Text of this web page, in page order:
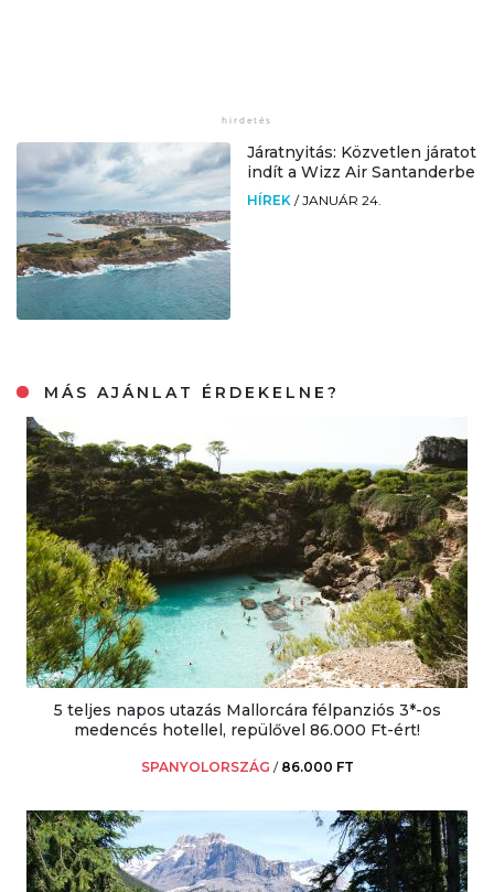
Járatnyitás: Közvetlen járatot
indít a Wizz Air Santanderbe
HÍREK /JANUÁR 24.
MÁS AJÁNLAT ÉRDEKELNE?
5 teljes napos utazás Mallorcára félpanziós 3*-os
medencés hotellel, repülővel 86.000 Ft-ért!
SPANYOLORSZÁG / 86.000 FT